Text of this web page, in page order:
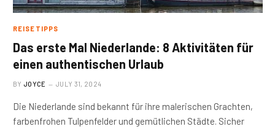
REISETIPPS
Das erste Mal Niederlande: 8 Aktivitäten für
einen authentischen Urlaub
BY JOYCE JULY 31, 2024
Die Niederlande sind bekannt für ihre malerischen Grachten,
farbenfrohen Tulpenfelder und gemütlichen Städte. Sicher